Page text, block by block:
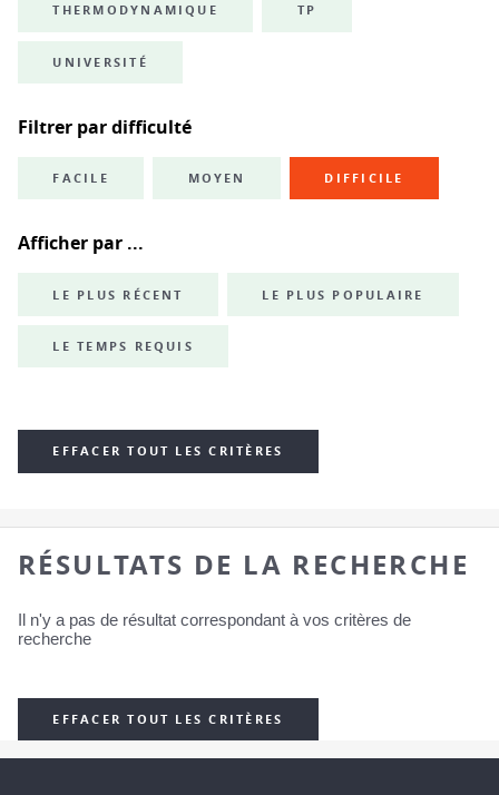
THERMODYNAMIQUE TP
UNIVERSITÉ
Filtrer par difficulté
FACILE MOYEN DIFFICILE
Afficher par ...
LE PLUS RÉCENT LE PLUS POPULAIRE
LE TEMPS REQUIS
EFFACER TOUT LES CRITÈRES
RÉSULTATS DE LA RECHERCHE
Il n'y a pas de résultat correspondant à vos critères de
recherche
EFFACER TOUT LES CRITÈRES